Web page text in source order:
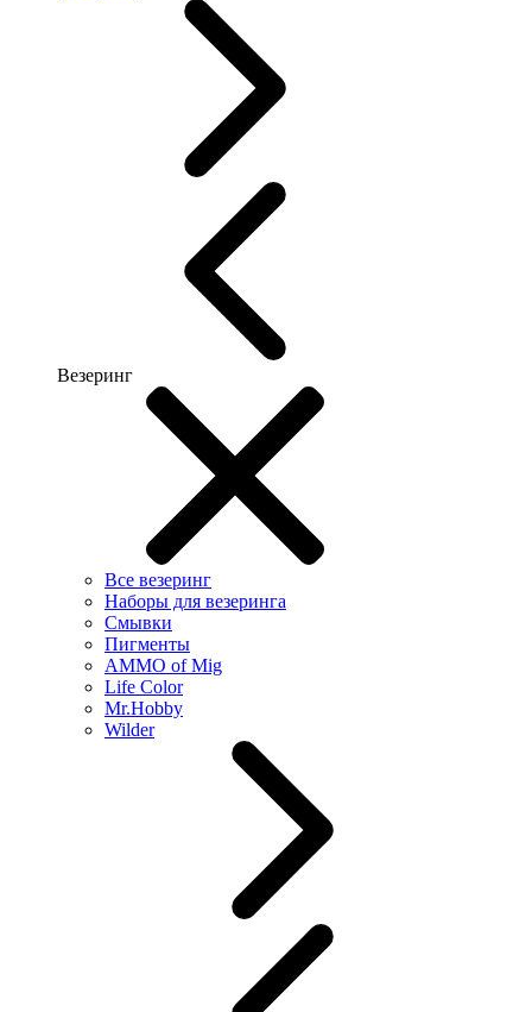
Везеринг
Все везеринг
Наборы для везеринга
Смывки
Пигменты
AMMO of Mig
Life Color
Mr.Hobby
Wilder